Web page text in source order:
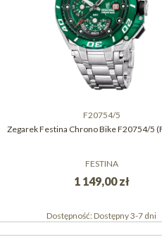
F20754/5
Zegarek Festina Chrono Bike F20754/5
FESTINA
1 149,00 zł
Dostępność:Dostępny 3-7 dni